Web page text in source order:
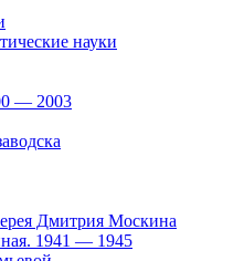
науки
— 2003
Дмитрия Москина
1941 — 1945